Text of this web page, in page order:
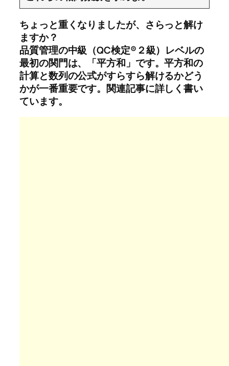
ちょっと重くなりましたが、さらっと解け
ますか？
品質管理の中級（QC検定®２級）レベルの
最初の関門は、「平方和」です。平方和の
計算と数列の公式がすらすら解けるかどう
かが一番重要です。関連記事に詳しく書い
ています。